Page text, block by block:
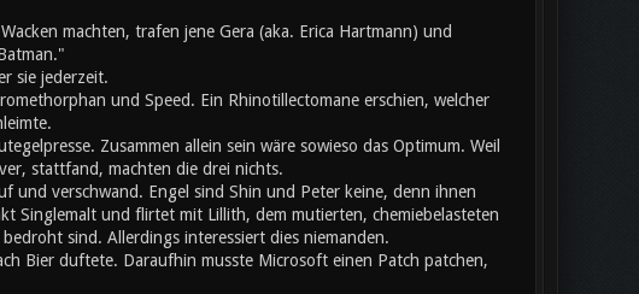
machten, trafen jene Gera (aka. Erica Hartmann) und
sie jederzeit.
und Speed. Ein Rhinotillectomane erschien, welcher
Zusammen allein sein wäre sowieso das Optimum. Weil
stattfand, machten die drei nichts.
verschwand. Engel sind Shin und Peter keine, denn ihnen
Singlemalt und flirtet mit Lillith, dem mutierten, chemiebelasteten
sind. Allerdings interessiert dies niemanden.
Bier duftete. Daraufhin musste Microsoft einen Patch patchen,